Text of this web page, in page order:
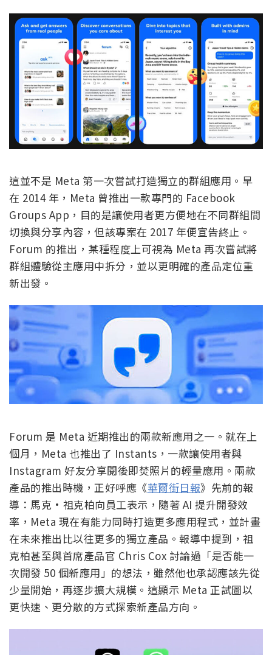
這並不是 Meta 第一次嘗試打造獨立的群組應用。早
在 2014 年，Meta 曾推出一款專門的 Facebook
Groups App，目的是讓使用者更方便地在不同群組間
切換與分享內容，但該專案在 2017 年便宣告終止。
Forum 的推出，某種程度上可視為 Meta 再次嘗試將
群組體驗從主應用中拆分，並以更明確的產品定位重
新出發。
Forum 是 Meta 近期推出的兩款新應用之一。就在上
個月，Meta 也推出了 Instants，一款讓使用者與
Instagram 好友分享閱後即焚照片的輕量應用。兩款
產品的推出時機，正好呼應《華爾街日報》先前的報
導：馬克·祖克柏向員工表示，隨著 AI 提升開發效
率，Meta 現在有能力同時打造更多應用程式，並計畫
在未來推出比以往更多的獨立產品。報導中提到，祖
克柏甚至與首席產品官 Chris Cox 討論過「是否能一
次開發 50 個新應用」的想法，雖然他也承認應該先從
少量開始，再逐步擴大規模。這顯示 Meta 正試圖以
更快速、更分散的方式探索新產品方向。